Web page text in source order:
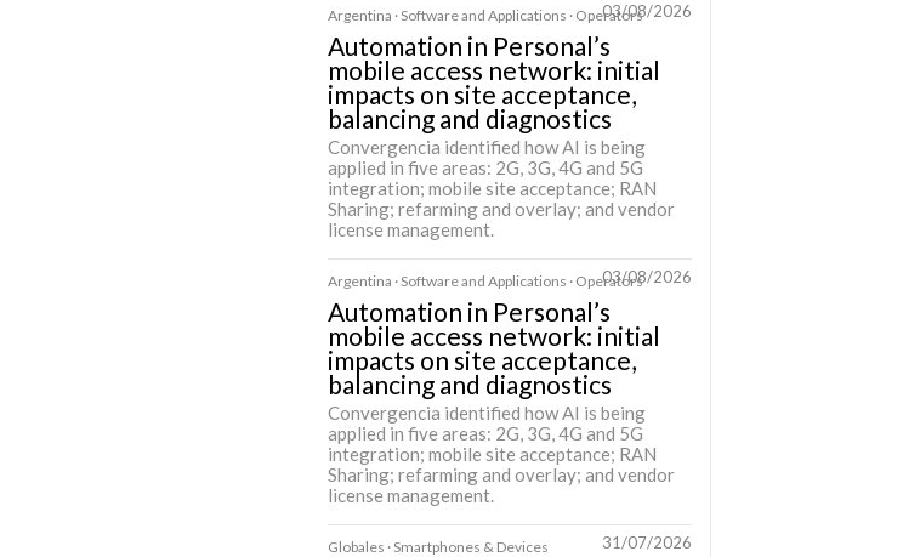
Argentina · Software and Applications · Operators03/08/2026
Automation in Personal’s
mobile access network: initial
impacts on site acceptance,
balancing and diagnostics
Convergencia identified how AI is being
applied in five areas: 2G, 3G, 4G and 5G
integration; mobile site acceptance; RAN
Sharing; refarming and overlay; and vendor
license management.
Argentina · Software and Applications · Operators03/08/2026
Automation in Personal’s
mobile access network: initial
impacts on site acceptance,
balancing and diagnostics
Convergencia identified how AI is being
applied in five areas: 2G, 3G, 4G and 5G
integration; mobile site acceptance; RAN
Sharing; refarming and overlay; and vendor
license management.
Globales · Smartphones & Devices 31/07/2026